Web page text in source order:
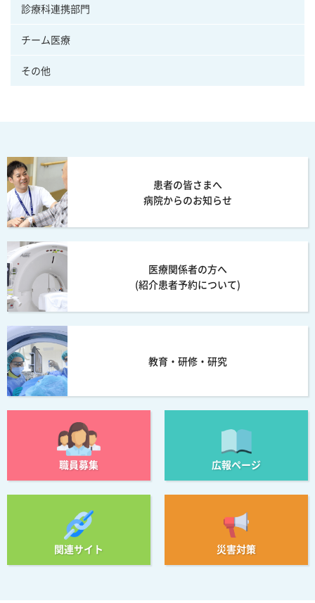
診療科連携部門
チーム医療
その他
患者の皆さまへ
病院からのお知らせ
医療関係者の方へ
(紹介患者予約について)
教育・研修・研究
職員募集 広報ページ
関連サイト 災害対策